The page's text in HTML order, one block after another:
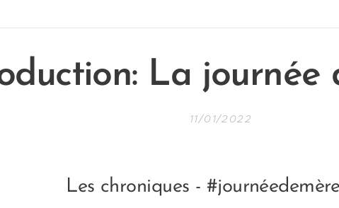
La journée
11/01/2022
Les chroniques -